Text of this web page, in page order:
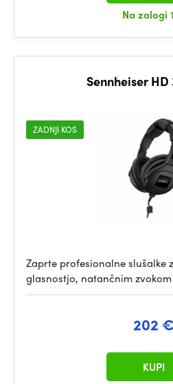
Na zalogi
Sennheiser HD
ZADNJI KOS
Zaprte profesionalne slušalke
glasnostjo, natančnim zvokom
202 €
KUPI